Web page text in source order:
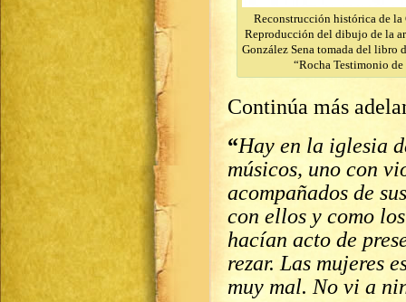
Reconstrucción histórica de
Reproducción del dibujo de la
González Sena tomada del libro
“Rocha Testimonio de
Continúa más
“Hay en la iglesia
músicos, uno con
acompañados de
con ellos y como
hacían acto de
rezar. Las mujeres
muy mal. No vi a